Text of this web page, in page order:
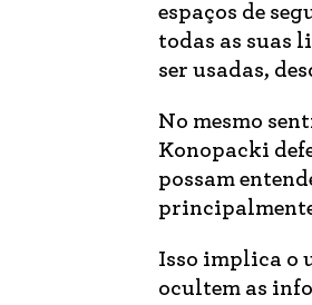
espaços de
todas as suas
ser usadas,
No mesmo
Konopacki
possam
Isso implica o
ocultem as